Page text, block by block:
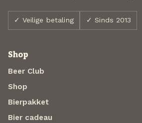
✓ Veilige betaling ✓ Sinds 2013
Shop
Beer Club
Shop
Bierpakket
Bier cadeau